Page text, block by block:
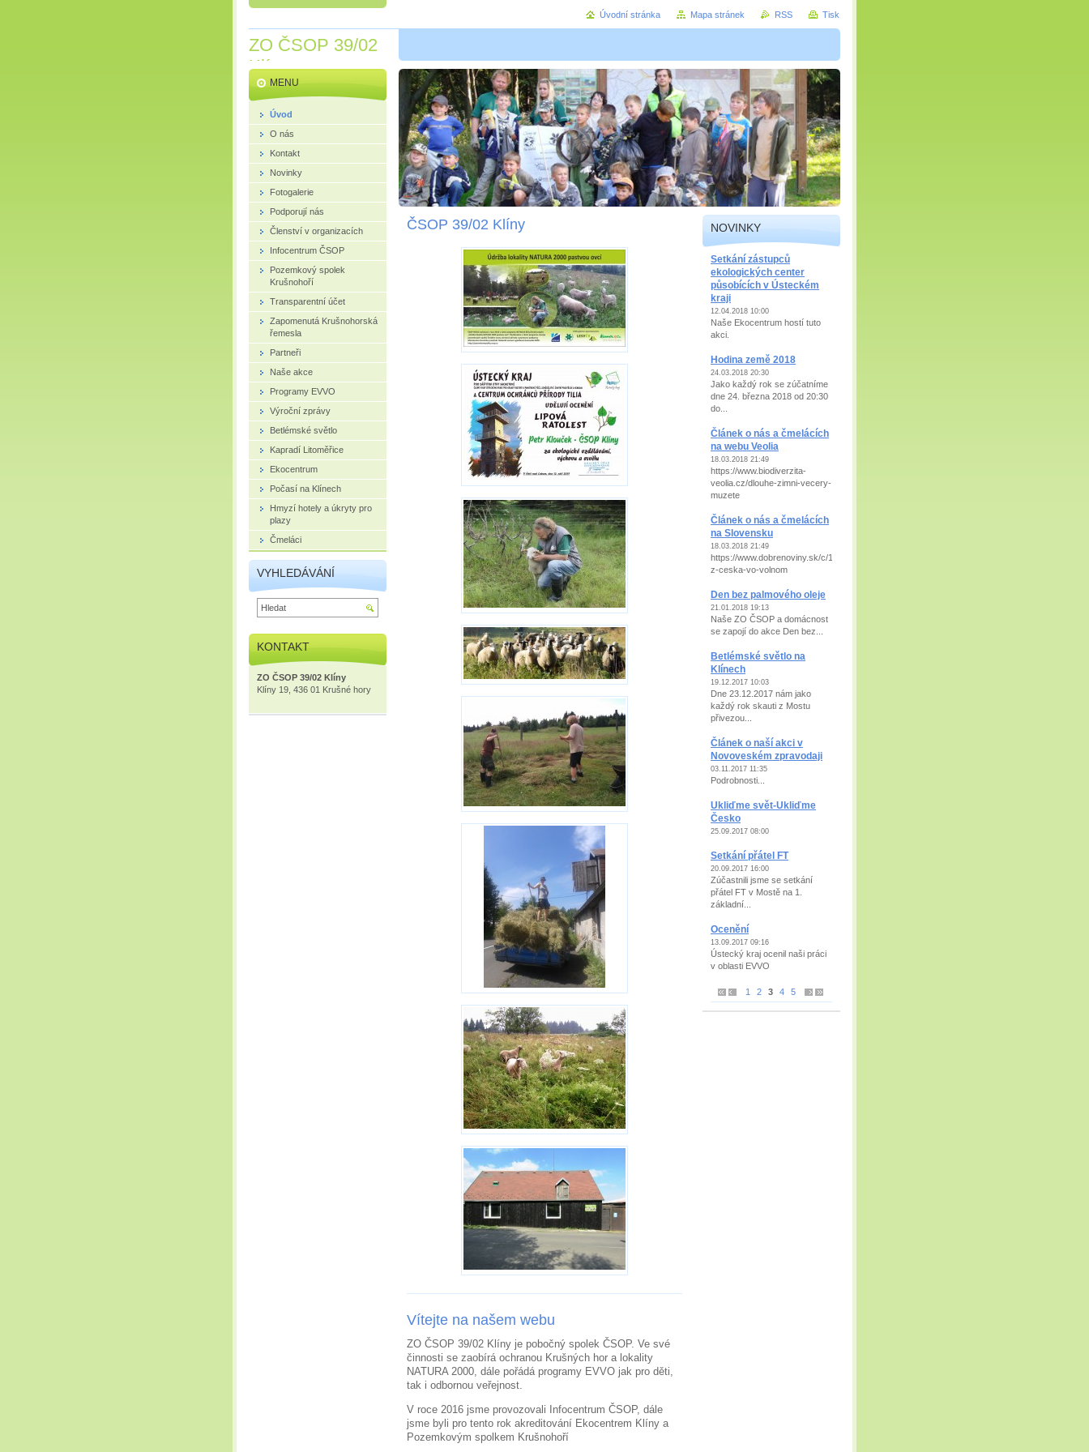
ZO ČSOP 39/02
Klíny
ČSOP 39/02 Klíny
Vítejte na našem webu
ZO ČSOP 39/02 Klíny je pobočný spolek ČSOP. Ve své
činnosti se zaobírá ochranou Krušných hor a lokality
NATURA 2000, dále pořádá programy EVVO jak pro děti,
tak i odbornou veřejnost.
V roce 2016 jsme provozovali Infocentrum ČSOP, dále
jsme byli pro tento rok akreditování Ekocentrem Klíny a
Pozemkovým spolkem Krušnohoří
NOVINKY
Setkání zástupců
ekologických center
působících v Ústeckém
kraji
12.04.2018 10:00
Naše Ekocentrum hostí tuto
akci.
Hodina země 2018
24.03.2018 20:30
Jako každý rok se zúčatníme
dne 24. března 2018 od 20:30
do...
Článek o nás a čmelácích
na webu Veolia
18.03.2018 21:49
https://www.biodiverzita-
veolia.cz/dlouhe-zimni-vecery-
muzete
Článek o nás a čmelácích
na Slovensku
18.03.2018 21:49
https://www.dobrenoviny.sk/c/107009/mladez-
z-ceska-vo-volnom
Den bez palmového oleje
21.01.2018 19:13
Naše ZO ČSOP a domácnost
se zapojí do akce Den bez...
Betlémské světlo na
Klínech
19.12.2017 10:03
Dne 23.12.2017 nám jako
každý rok skauti z Mostu
přivezou...
Článek o naší akci v
Novoveském zpravodaji
03.11.2017 11:35
Podrobnosti...
Ukliďme svět-Ukliďme
Česko
25.09.2017 08:00
Setkání přátel FT
20.09.2017 16:00
Zúčastnili jsme se setkání
přátel FT v Mostě na 1.
základní...
Ocenění
13.09.2017 09:16
Ústecký kraj ocenil naši práci
v oblasti EVVO
1 2 3 4 5
MENU
Úvod
O nás
Kontakt
Novinky
Fotogalerie
Podporují nás
Členství v organizacích
Infocentrum ČSOP
Pozemkový spolek
Krušnohoří
Transparentní účet
Zapomenutá Krušnohorská
řemesla
Partneři
Naše akce
Programy EVVO
Výroční zprávy
Betlémské světlo
Kapradí Litoměřice
Ekocentrum
Počasí na Klínech
Hmyzí hotely a úkryty pro
plazy
Čmeláci
VYHLEDÁVÁNÍ
KONTAKT
ZO ČSOP 39/02 Klíny
Klíny 19, 436 01 Krušné hory
Úvodní stránka Mapa stránek RSS Tisk